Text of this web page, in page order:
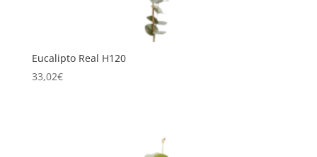
Eucalipto Real H120
33,02€